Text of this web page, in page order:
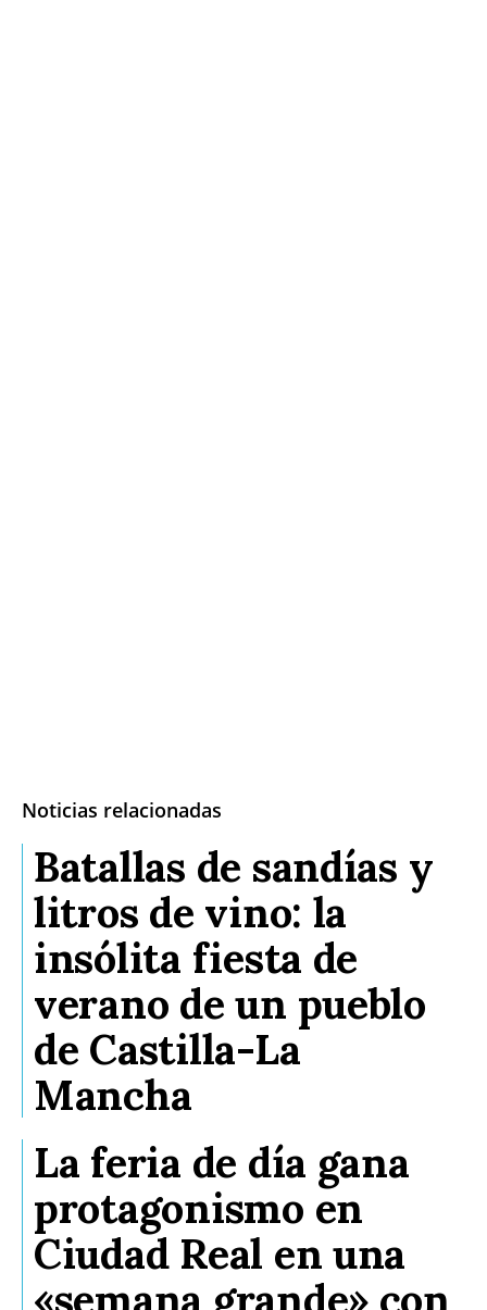
Noticias relacionadas
Batallas de sandías y
litros de vino: la
insólita fiesta de
verano de un pueblo
de Castilla-La
Mancha
La feria de día gana
protagonismo en
Ciudad Real en una
«semana grande» con